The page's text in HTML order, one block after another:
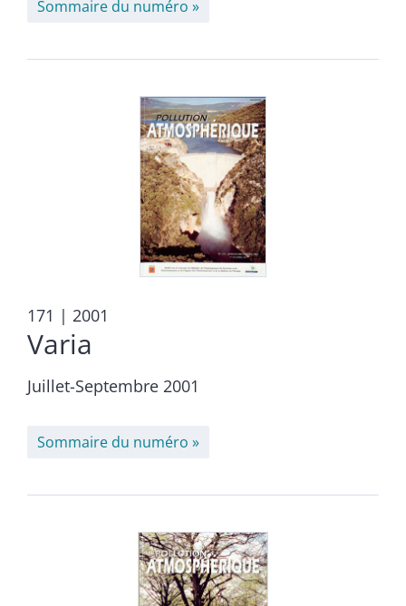
Sommaire du numéro
171 | 2001
Varia
Juillet-Septembre 2001
Sommaire du numéro